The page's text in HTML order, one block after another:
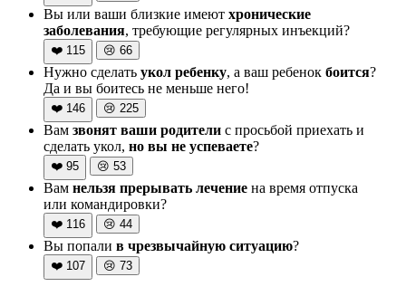
Вы или ваши близкие имеют хронические
заболевания, требующие регулярных инъекций?
❤️ 115 😢 66
Нужно сделать укол ребенку, а ваш ребенок боится?
Да и вы боитесь не меньше него!
❤️ 146 😢 225
Вам звонят ваши родители с просьбой приехать и
сделать укол, но вы не успеваете?
❤️ 95 😢 53
Вам нельзя прерывать лечение на время отпуска
или командировки?
❤️ 116 😢 44
Вы попали в чрезвычайную ситуацию?
❤️ 107 😢 73